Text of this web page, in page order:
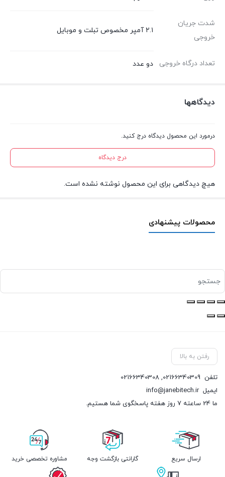
شدت جریان
خروجی
۲.۱ آمپر مخصوص تبلت و موبایل
تعداد درگاه خروجی دو عدد
دیدگاهها
درمورد این محصول دیدگاه درج کنید.
درج دیدگاه
هیچ دیدگاهی برای این محصول نوشته نشده است.
محصولات پیشنهادی
رفتن به بالا
تلفن 02166340309
,
02166340308
ایمیلinfo@janebitech.ir
ما 24 ساعته 7 روز هفته پاسخگوی شما هستیم.
ارسال سریع گارانتی بازگشت وجه مشاوره تخصصی خرید